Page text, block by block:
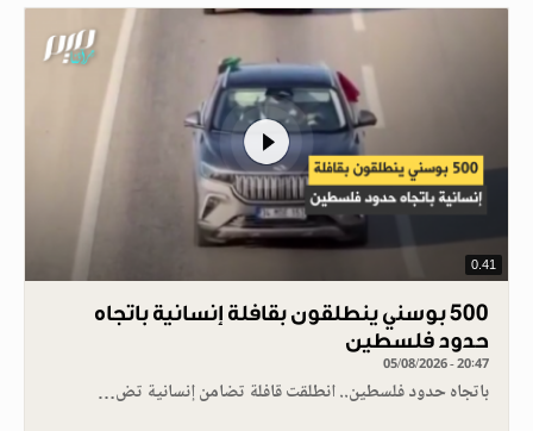
0.41
500 بوسني ينطلقون بقافلة إنسانية باتجاه
حدود فلسطين
05/08/2026 - 20:47
باتجاه حدود فلسطين.. انطلقت قافلة تضامن إنسانية تض…